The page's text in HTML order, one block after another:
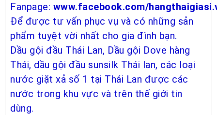
Fanpage: www.facebook.com/
Để được tư vấn phục vụ và có những sản
phẩm tuyệt vời nhất cho gia đình bạn.
Dầu gội đầu Thái Lan, Dầu gội Dove hàng
Thái, dầu gội đầu sunsilk Thái lan, các loại
nước giặt xả số 1 tại Thái Lan được các
nước trong khu vực và trên thế giới tin
dùng.